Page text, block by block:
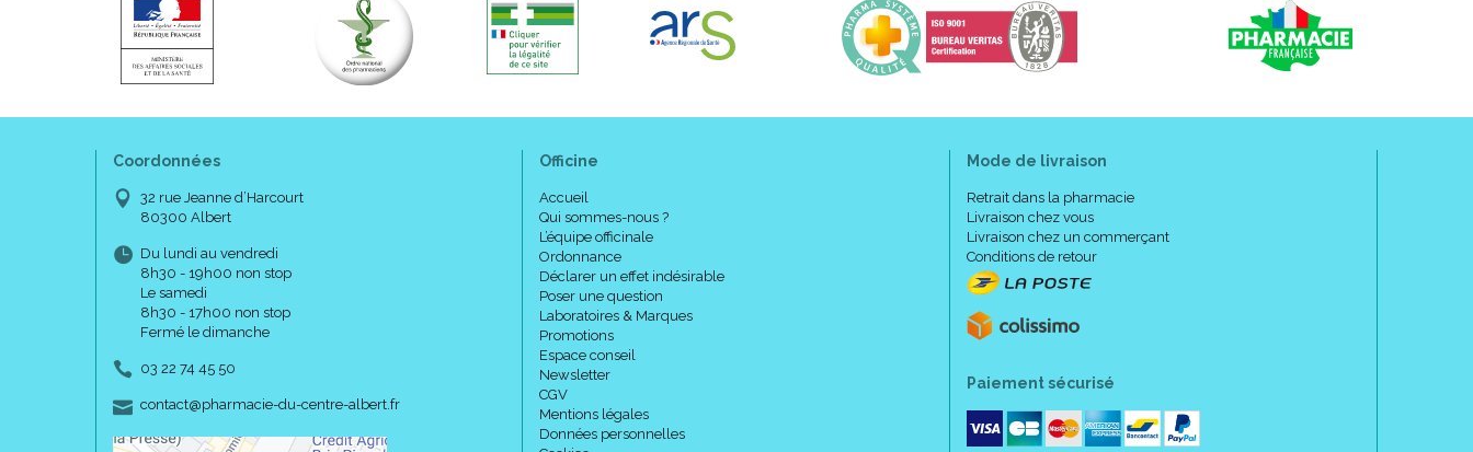
Coordonnées
32 rue Jeanne d’Harcourt
80300 Albert
Du lundi au vendredi
8h30 - 19h00 non stop
Le samedi
8h30 - 17h00 non stop
Fermé le dimanche
03 22 74 45 50
contact-
@-
pharmacie-du-centre-albert.fr
Officine
Accueil
Qui sommes-nous ?
L’équipe officinale
Ordonnance
Déclarer un effet indésirable
Poser une question
Laboratoires & Marques
Promotions
Espace conseil
Newsletter
CGV
Mentions légales
Données personnelles
Mode de livraison
Retrait dans la pharmacie
Livraison chez vous
Livraison chez un commerçant
Conditions de retour
Paiement sécurisé